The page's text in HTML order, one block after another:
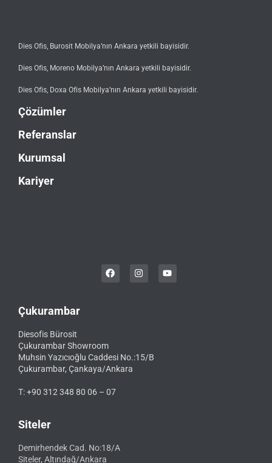
Dies Ofis, Burosit Mobilya’nın Ankara yetkili bayisidir.
Dies Ofis, Moreno Mobilya’nın Ankara yetkili bayisidir.
Dies Ofis, Doxa Ofis Mobilya’nın Ankara yetkili bayisidir.
Çözümler
Referanslar
Kurumsal
Kariyer
Çukurambar
Diesofis Bürosit
Çukurambar Showroom
Muhsin Yazıcıoğlu Caddesi No.:15/B
Çukurambar, Çankaya/Ankara
T: +90 312 348 80 06 – 07
Siteler
Demirhendek Cad. No:18/A
Siteler, Altındağ/Ankara